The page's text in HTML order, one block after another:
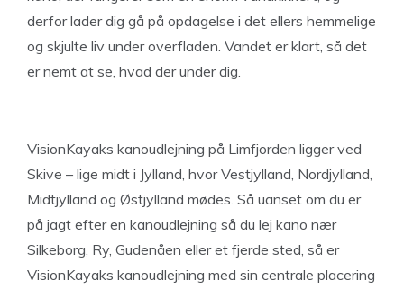
derfor lader dig gå på opdagelse i det ellers hemmelige
og skjulte liv under overfladen. Vandet er klart, så det
er nemt at se, hvad der under dig.
VisionKayaks kanoudlejning på Limfjorden ligger ved
Skive – lige midt i Jylland, hvor Vestjylland, Nordjylland,
Midtjylland og Østjylland mødes. Så uanset om du er
på jagt efter en kanoudlejning så du lej kano nær
Silkeborg, Ry, Gudenåen eller et fjerde sted, så er
VisionKayaks kanoudlejning med sin centrale placering